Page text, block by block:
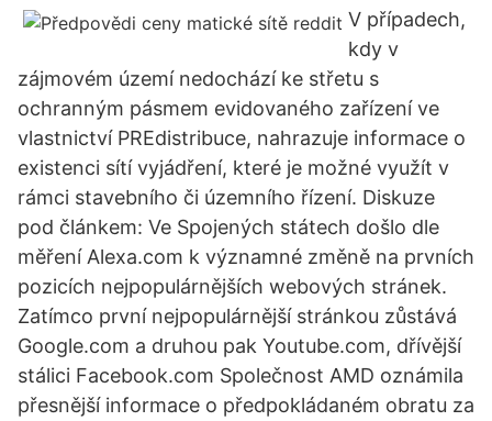
V případech,
kdy v
zájmovém území nedochází ke střetu s
ochranným pásmem evidovaného zařízení ve
vlastnictví PREdistribuce, nahrazuje informace o
existenci sítí vyjádření, které je možné využít v
rámci stavebního či územního řízení. Diskuze
pod článkem: Ve Spojených státech došlo dle
měření Alexa.com k významné změně na prvních
pozicích nejpopulárnějších webových stránek.
Zatímco první nejpopulárnější stránkou zůstává
Google.com a druhou pak Youtube.com, dřívější
stálici Facebook.com Společnost AMD oznámila
přesnější informace o předpokládaném obratu za